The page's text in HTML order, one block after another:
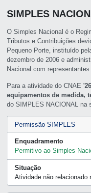
SIMPLES
O Simples Nacional é o
Tributos e Contribuições
Pequeno Porte, instituído
dezembro de 2006 e
Nacional com
Para a atividade do CNAE
equipamentos de medida,
do SIMPLES NACIONAL na
Permissão SIMPLES
Enquadramento
Permitivo ao Simples
Situação
Atividade não relacionado